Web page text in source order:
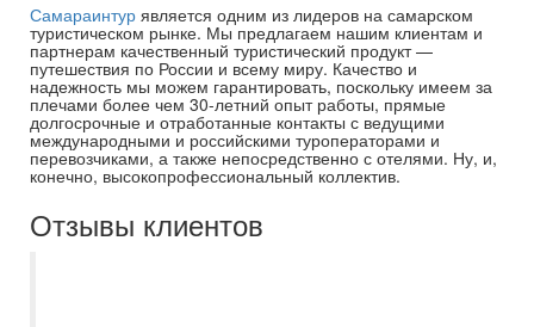
Самараинтур является одним из лидеров на самарском
туристическом рынке. Мы предлагаем нашим клиентам и
партнерам качественный туристический продукт —
путешествия по России и всему миру. Качество и
надежность мы можем гарантировать, поскольку имеем за
плечами более чем 30-летний опыт работы, прямые
долгосрочные и отработанные контакты с ведущими
международными и российскими туроператорами и
перевозчиками, а также непосредственно с отелями. Ну, и,
конечно, высокопрофессиональный коллектив.
Отзывы клиентов